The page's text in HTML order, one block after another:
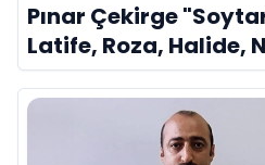
Pınar Çekirge
Latife, Roza, Halide,
Olga kısaca Dilek
Divina..."